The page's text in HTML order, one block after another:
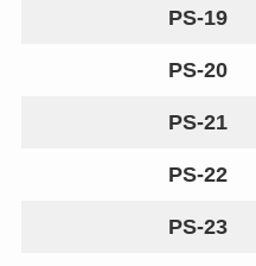
PS-19
PS-20
PS-21
PS-22
PS-23